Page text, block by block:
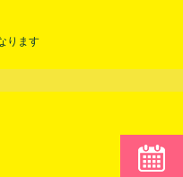
ります